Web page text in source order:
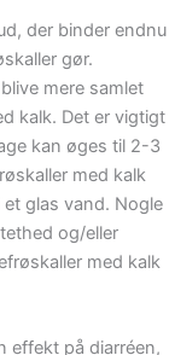
der binder endnu
gør.
mere samlet
kalk. Det er vigtigt
kan øges til 2-3
med kalk
glas vand. Nogle
og/eller
med kalk
effekt på diarréen,